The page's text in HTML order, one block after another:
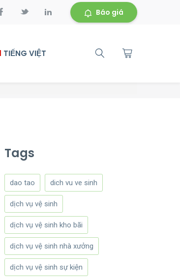
Báo giá
TIẾNG VIỆT
Tags
dao tao dich vu ve sinh
dịch vụ vệ sinh
dịch vụ vệ sinh kho bãi
dịch vụ vệ sinh nhà xưởng
dịch vụ vệ sinh sự kiện